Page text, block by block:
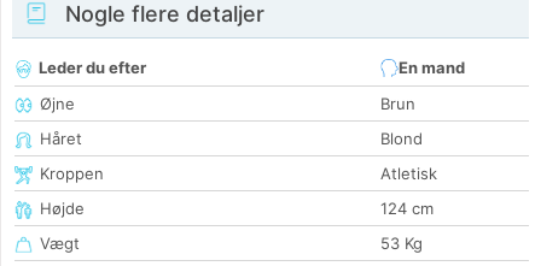
Nogle flere detaljer
Leder du efter
En mand
Øjne
Brun
Håret
Blond
Kroppen
Atletisk
Højde
124 cm
Vægt
53 Kg